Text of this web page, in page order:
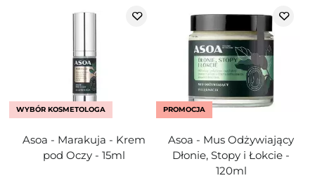
WYBÓR KOSMETOLOGA
Asoa - Marakuja - Krem
pod Oczy - 15ml
PROMOCJA
Asoa - Mus Odżywiający
Dłonie, Stopy i Łokcie -
120ml